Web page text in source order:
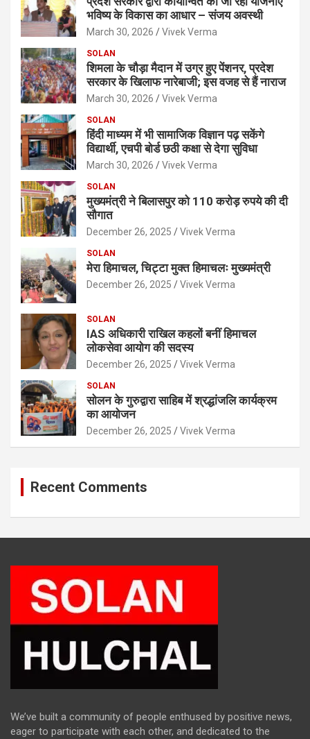
भविष्य के विकास का आधार – संजय अवस्थी
March 30, 2026 Vivek Verma
SOLAN
शिमला के चौड़ा मैदान में उग्र हुए पेंशनर, प्रदेश
सरकार के खिलाफ नारेबाजी; इस वजह से हैं नाराज
March 30, 2026 Vivek Verma
SOLAN
हिंदी माध्यम में भी सामाजिक विज्ञान पढ़ सकेंगे
विद्यार्थी, एचपी बोर्ड छठी कक्षा से देगा सुविधा
March 30, 2026 Vivek Verma
SOLAN
मुख्यमंत्री ने बिलासपुर को 110 करोड़ रुपये की दी
सौगात
December 26, 2025 Vivek Verma
SOLAN
मेरा हिमाचल, चिट्टा मुक्त हिमाचलः मुख्यमंत्री
December 26, 2025 Vivek Verma
SOLAN
IAS अधिकारी राखिल कहलों बनीं हिमाचल
लोकसेवा आयोग की सदस्य
December 26, 2025 Vivek Verma
SOLAN
सोलन के गुरुद्वारा साहिब में श्रद्धांजलि कार्यक्रम
का आयोजन
December 26, 2025 Vivek Verma
Recent Comments
We’ve built a community of people enthused by positive news,
eager to participate with each other, and dedicated to the